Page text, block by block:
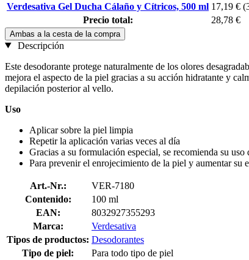
Verdesativa Gel Ducha Cálaño y Cítricos, 500 ml 17,19 €
Precio total:
28,78 €
Ambas a la cesta de la compra
Descripción
Este desodorante protege naturalmente de los olores
mejora el aspecto de la piel gracias a su acción hidratante y
depilación posterior al vello.
Uso
Aplicar sobre la piel limpia
Repetir la aplicación varias veces al día
Gracias a su formulación especial, se recomienda su uso
Para prevenir el enrojecimiento de la piel y aumentar su
Art.-Nr.:
VER-7180
Contenido:
100 ml
EAN:
8032927355293
Marca:
Verdesativa
Tipos de productos: Desodorantes
Tipo de piel:
Para todo tipo de piel